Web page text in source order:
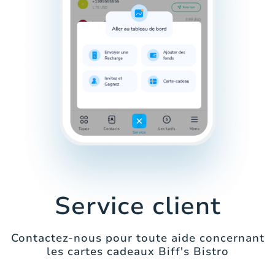
Service client
Contactez-nous pour toute aide concernant
les cartes cadeaux Biff's Bistro